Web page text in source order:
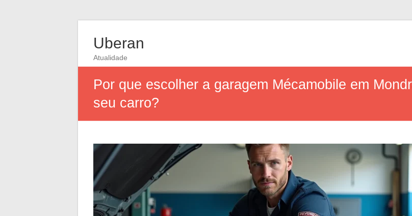
Uberan
Atualidade
Por que escolher a garagem Mécamobile em
seu carro?